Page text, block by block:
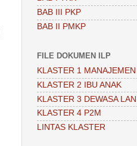
BAB III PKP
BAB II PMKP
FILE DOKUMEN ILP
KLASTER 1 MANAJEMEN
KLASTER 2 IBU ANAK
KLASTER 3 DEWASA
KLASTER 4 P2M
LINTAS KLASTER